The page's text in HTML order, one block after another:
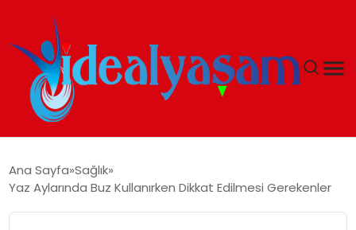
GÜNDEM
Ana Sayfa Sağlık
Yaz Aylarında Buz Kullanırken Dikkat Edilmesi Gerekenler